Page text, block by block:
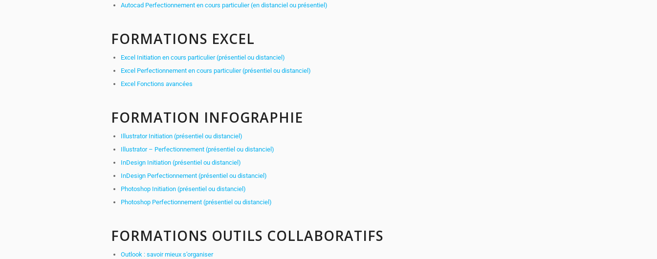
Autocad Perfectionnement en cours particulier (en distanciel ou présentiel)
FORMATIONS EXCEL
Excel Initiation en cours particulier (présentiel ou distanciel)
Excel Perfectionnement en cours particulier (présentiel ou distanciel)
Excel Fonctions avancées
FORMATION INFOGRAPHIE
Illustrator Initiation (présentiel ou distanciel)
Illustrator – Perfectionnement (présentiel ou distanciel)
InDesign Initiation (présentiel ou distanciel)
InDesign Perfectionnement (présentiel ou distanciel)
Photoshop Initiation (présentiel ou distanciel)
Photoshop Perfectionnement (présentiel ou distanciel)
FORMATIONS OUTILS COLLABORATIFS
Outlook : savoir mieux s’organiser